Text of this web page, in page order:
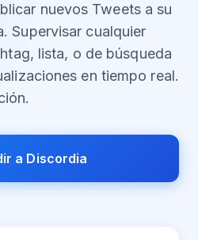
nuevos Tweets a su
Supervisar cualquier
lista, o de búsqueda
en tiempo real.
a Discordia